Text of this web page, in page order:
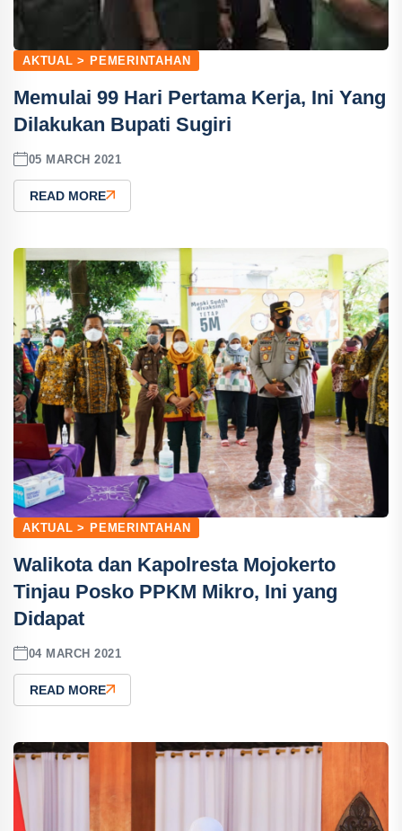
AKTUAL > PEMERINTAHAN
Memulai 99 Hari Pertama Kerja, Ini Yang
Dilakukan Bupati Sugiri
05 MARCH 2021
READ MORE
AKTUAL > PEMERINTAHAN
Walikota dan Kapolresta Mojokerto
Tinjau Posko PPKM Mikro, Ini yang
Didapat
04 MARCH 2021
READ MORE